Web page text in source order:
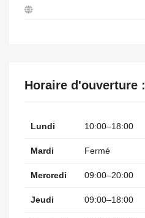
Horaire d'ouverture :
Lundi 10:00–18:00
Mardi Fermé
Mercredi 09:00–20:00
Jeudi 09:00–18:00